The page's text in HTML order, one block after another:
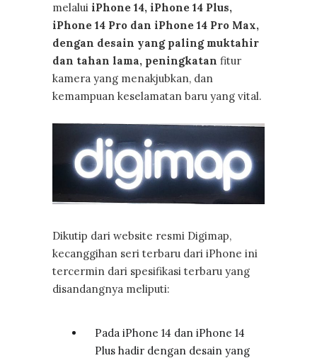
melalui iPhone 14, iPhone 14 Plus,
iPhone 14 Pro dan iPhone 14 Pro Max,
dengan desain yang paling muktahir
dan tahan lama, peningkatan fitur
kamera yang menakjubkan, dan
kemampuan keselamatan baru yang vital.
Dikutip dari website resmi Digimap,
kecanggihan seri terbaru dari iPhone ini
tercermin dari spesifikasi terbaru yang
disandangnya meliputi:
Pada iPhone 14 dan iPhone 14
Plus hadir dengan desain yang